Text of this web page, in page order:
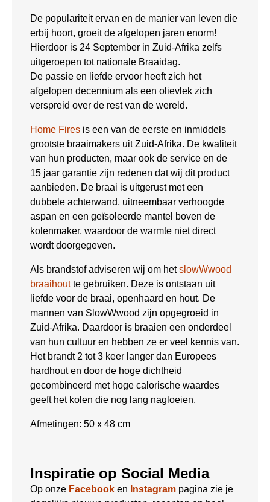
De populariteit ervan en de manier van leven die
erbij hoort, groeit de afgelopen jaren enorm!
Hierdoor is 24 September in Zuid-Afrika zelfs
uitgeroepen tot nationale Braaidag.
De passie en liefde ervoor heeft zich het
afgelopen decennium als een olievlek zich
verspreid over de rest van de wereld.
Home Fires is een van de eerste en inmiddels
grootste braaimakers uit Zuid-Afrika. De kwaliteit
van hun producten, maar ook de service en de
15 jaar garantie zijn redenen dat wij dit product
aanbieden. De braai is uitgerust met een
dubbele achterwand, uitneembaar verhoogde
aspan en een geïsoleerde mantel boven de
kolenmaker, waardoor de warmte niet direct
wordt doorgegeven.
Als brandstof adviseren wij om hetslowWwood
braaihoutte gebruiken. Deze is ontstaan uit
liefde voor de braai, openhaard en hout. De
mannen van SlowWwood zijn opgegroeid in
Zuid-Afrika. Daardoor is braaien een onderdeel
van hun cultuur en hebben ze er veel kennis van.
Het brandt 2 tot 3 keer langer dan Europees
hardhout en door de hoge dichtheid
gecombineerd met hoge calorische waardes
geeft het kolen die nog lang nagloeien.
Afmetingen: 50 x 48 cm
Inspiratie op Social Media
Op onze Facebook en Instagram pagina zie je